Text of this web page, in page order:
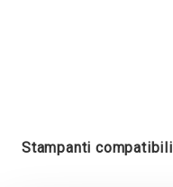
Stampanti compatibili